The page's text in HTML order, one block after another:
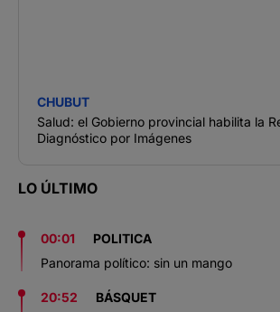
CHUBUT
Salud: el Gobierno provincial habilita la
Diagnóstico por Imágenes
LO ÚLTIMO
00:01
POLITICA
Panorama político: sin un mango
20:52
BÁSQUET